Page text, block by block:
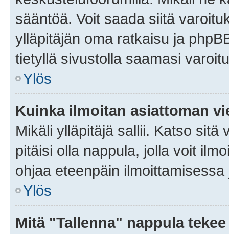
sääntöä. Voit saada siitä
ylläpitäjän oma ratkaisu ja
tietyllä sivustolla saamasi
Ylös
Kuinka ilmoitan asiattoman
Mikäli ylläpitäjä sallii. Katso sitä
pitäisi olla nappula, jolla voit
ohjaa eteenpäin
Ylös
Mitä "Tallenna" nappula